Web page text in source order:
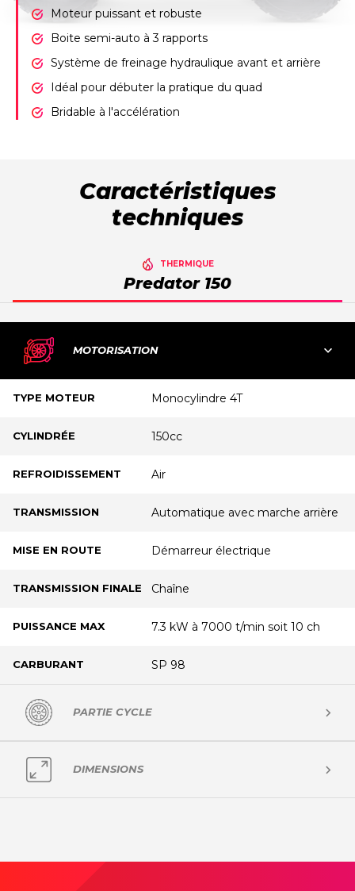
Moteur puissant et robuste
Boite semi-auto à 3 rapports
Système de freinage hydraulique avant et arrière
Idéal pour débuter la pratique du quad
Bridable à l'accélération
Caractéristiques
techniques
THERMIQUE
Predator 150
MOTORISATION
TYPE MOTEUR Monocylindre 4T
CYLINDRÉE 150cc
REFROIDISSEMENT Air
TRANSMISSION Automatique avec marche arrière
MISE EN ROUTE Démarreur électrique
TRANSMISSION FINALE Chaîne
PUISSANCE MAX 7.3 kW à 7000 t/min soit 10 ch
CARBURANT SP 98
PARTIE CYCLE
SUSPENSION AVANT
FREIN ARRIÈRE
DIMENSIONS